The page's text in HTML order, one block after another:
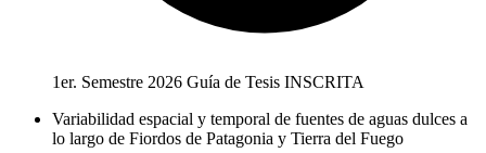
1er. Semestre 2026 Guía de Tesis INSCRITA
Variabilidad espacial y temporal de fuentes de aguas dulces a
lo largo de Fiordos de Patagonia y Tierra del Fuego